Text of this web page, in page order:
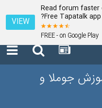
Read forum faster
Free Tapatalk app?
FREE - on Google Play
VIEW
جوملا و